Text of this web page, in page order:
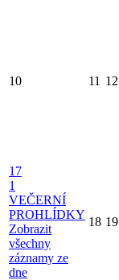
10 11 12
17
1
VEČERNÍ
PROHLÍDKY
Zobrazit
všechny
záznamy ze
dne
18 19